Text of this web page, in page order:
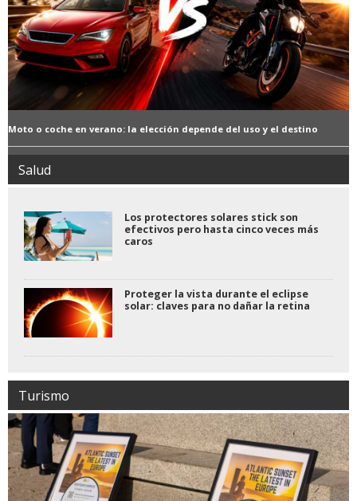
Moto o coche en verano: la elección depende del uso y el destino
Salud
Los protectores solares stick son
efectivos pero hasta cinco veces más
caros
Proteger la vista durante el eclipse
solar: claves para no dañar la retina
Turismo